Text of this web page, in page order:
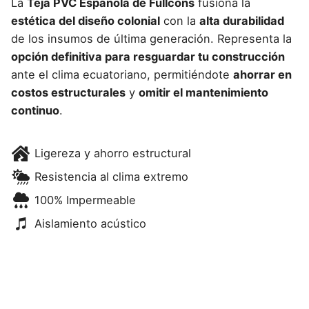
estética del diseño colonial con la alta durabilidad
de los insumos de última generación. Representa la
opción definitiva para resguardar tu construcción
ante el clima ecuatoriano, permitiéndote ahorrar en
costos estructurales y omitir el mantenimiento
continuo.
Ligereza y ahorro estructural
Resistencia al clima extremo
100% Impermeable
Aislamiento acústico